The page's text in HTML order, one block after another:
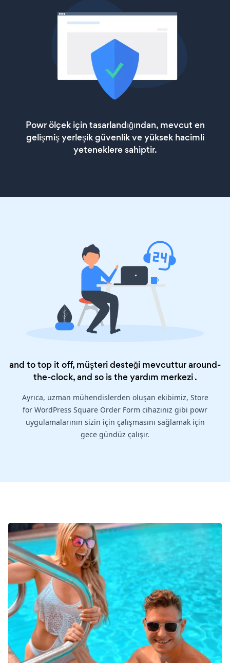
Powr ölçek için tasarlandığından, mevcut en
gelişmiş yerleşik güvenlik ve yüksek hacimli
yeteneklere sahiptir.
and to top it off, müşteri desteği mevcuttur around-
the-clock, and so is theyardım merkezi.
Ayrıca, uzman mühendislerden oluşan ekibimiz, Store
for WordPress Square Order Form cihazınız gibi powr
uygulamalarının sizin için çalışmasını sağlamak için
gece gündüz çalışır.